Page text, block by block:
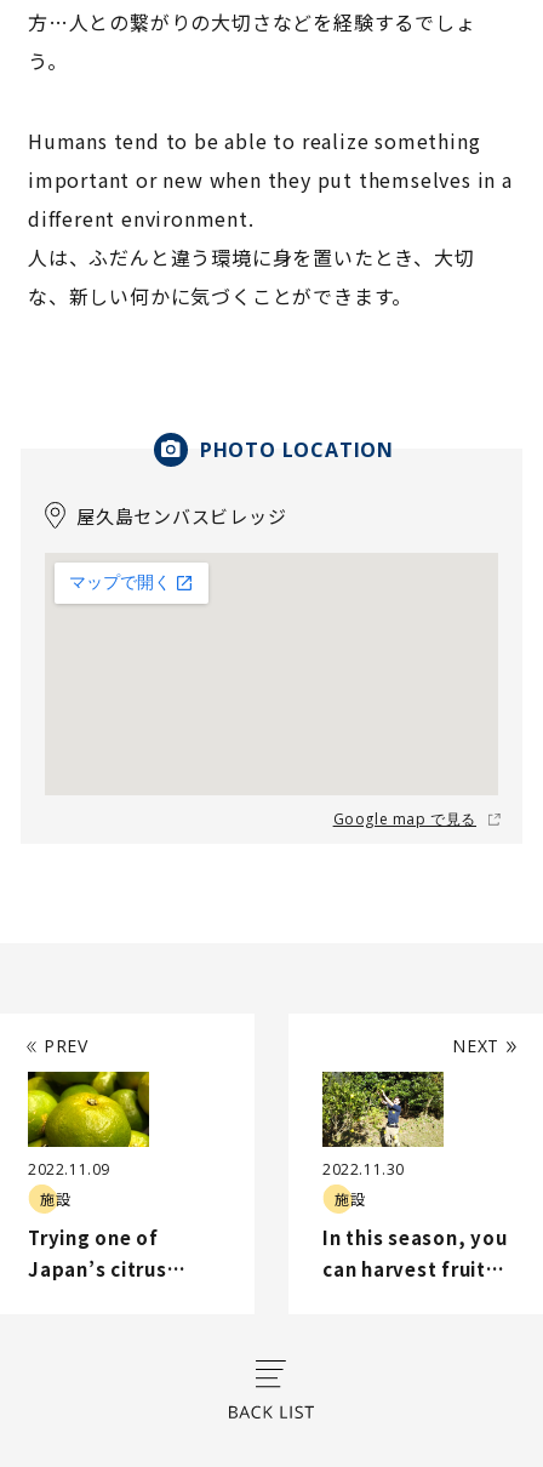
方…人との繋がりの大切さなどを経験するでしょ
う。
Humans tend to be able to realize something
important or new when they put themselves in a
different environment.
人は、ふだんと違う環境に身を置いたとき、大切
な、新しい何かに気づくことができます。
PHOTO LOCATION
屋久島センバスビレッジ
Google map で見る
PREV
2022.11.09
施設
Trying one of
Japan’s citrus
2022.11.30
施設
In this season, you
can harvest fruits |
NEXT